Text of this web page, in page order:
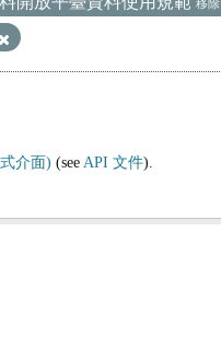
移除
介面) (see API 文件).